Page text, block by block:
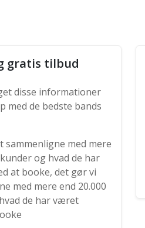
gratis tilbud
disse informationer
med de bedste bands
sammenligne med mere
og hvad de har
at booke, det gør vi
med mere end 20.000
de har været